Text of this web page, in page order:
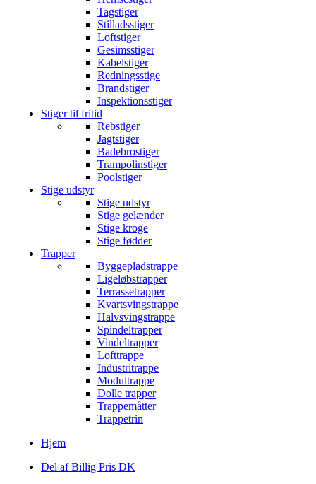
Tagstiger
Stilladsstiger
Loftstiger
Gesimsstiger
Kabelstiger
Redningsstige
Brandstiger
Inspektionsstiger
Stiger til fritid
Rebstiger
Jagtstiger
Badebrostiger
Trampolinstiger
Poolstiger
Stige udstyr
Stige udstyr
Stige gelænder
Stige kroge
Stige fødder
Trapper
Byggepladstrappe
Ligeløbstrapper
Terrassetrapper
Kvartsvingstrappe
Halvsvingstrappe
Spindeltrapper
Vindeltrapper
Lofttrappe
Industritrappe
Modultrappe
Dolle trapper
Trappemåtter
Trappetrin
Hjem
Del af Billig Pris DK